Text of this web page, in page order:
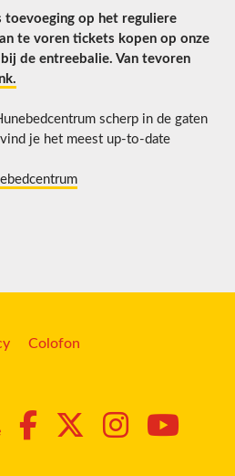
toevoeging op het reguliere
te voren tickets kopen op onze
de entreebalie. Van tevoren
scherp in de gaten
je het meest up-to-date
Colofon